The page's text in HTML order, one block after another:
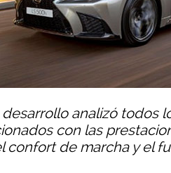
desarrollo analizó todos
con las
confort de marcha y el